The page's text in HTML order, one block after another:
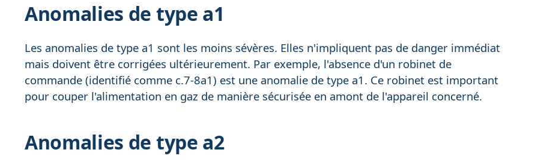
Anomalies de type a1
Les anomalies de type a1 sont les moins sévères. Elles n'impliquent pas de danger immédiat
mais doivent être corrigées ultérieurement. Par exemple, l'absence d'un robinet de
commande (identifié comme c.7-8a1) est une anomalie de type a1. Ce robinet est important
pour couper l'alimentation en gaz de manière sécurisée en amont de l'appareil concerné.
Anomalies de type a2